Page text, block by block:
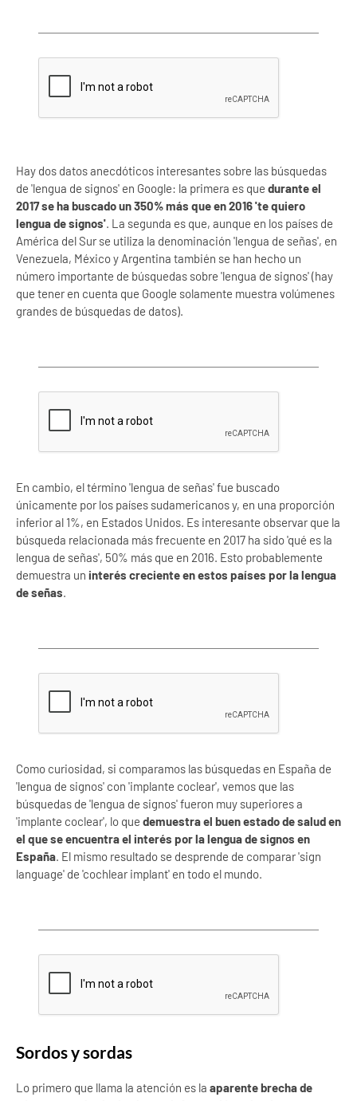
Hay dos datos anecdóticos interesantes sobre las búsquedas
de 'lengua de signos' en Google: la primera es que durante el
2017 se ha buscado un 350% más que en 2016 'te quiero
lengua de signos'. La segunda es que, aunque en los países de
América del Sur se utiliza la denominación 'lengua de señas', en
Venezuela, México y Argentina también se han hecho un
número importante de búsquedas sobre 'lengua de signos' (hay
que tener en cuenta que Google solamente muestra volúmenes
grandes de búsquedas de datos).
En cambio, el término 'lengua de señas' fue buscado
únicamente por los países sudamericanos y, en una proporción
inferior al 1%, en Estados Unidos. Es interesante observar que la
búsqueda relacionada más frecuente en 2017 ha sido 'qué es la
lengua de señas', 50% más que en 2016. Esto probablemente
demuestra un interés creciente en estos países por la lengua
de señas.
Como curiosidad, si comparamos las búsquedas en España de
'lengua de signos' con 'implante coclear', vemos que las
búsquedas de 'lengua de signos' fueron muy superiores a
'implante coclear', lo que demuestra el buen estado de salud en
el que se encuentra el interés por la lengua de signos en
España. El mismo resultado se desprende de comparar 'sign
language' de 'cochlear implant' en todo el mundo.
Sordos y sordas
Lo primero que llama la atención es la aparente brecha de